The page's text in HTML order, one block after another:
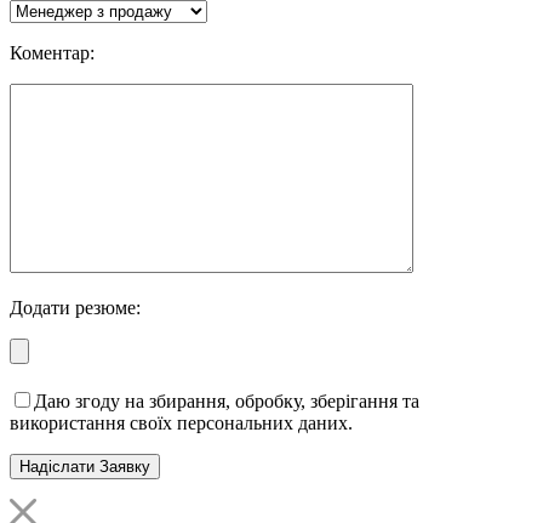
Коментар:
Додати резюме:
Даю згоду на збирання, обробку, зберігання та
використання своїх персональних даних.